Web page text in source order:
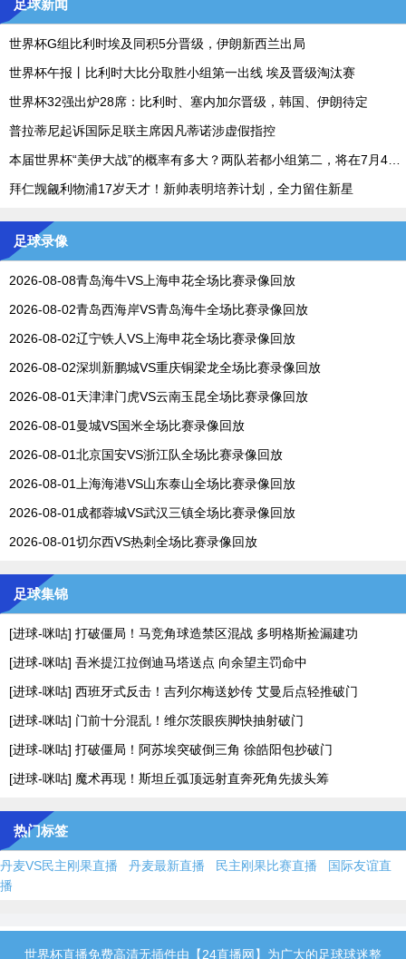
足球新闻
世界杯G组比利时埃及同积5分晋级，伊朗新西兰出局
世界杯午报丨比利时大比分取胜小组第一出线 埃及晋级淘汰赛
世界杯32强出炉28席：比利时、塞内加尔晋级，韩国、伊朗待定
普拉蒂尼起诉国际足联主席因凡蒂诺涉虚假指控
拜仁觊觎利物浦17岁天才！新帅表明培养计划，全力留住新星
足球录像
2026-08-08青岛海牛VS上海申花全场比赛录像回放
2026-08-02青岛西海岸VS青岛海牛全场比赛录像回放
2026-08-02辽宁铁人VS上海申花全场比赛录像回放
2026-08-02深圳新鹏城VS重庆铜梁龙全场比赛录像回放
2026-08-01天津津门虎VS云南玉昆全场比赛录像回放
2026-08-01曼城VS国米全场比赛录像回放
2026-08-01北京国安VS浙江队全场比赛录像回放
2026-08-01上海海港VS山东泰山全场比赛录像回放
2026-08-01成都蓉城VS武汉三镇全场比赛录像回放
2026-08-01切尔西VS热刺全场比赛录像回放
足球集锦
[进球-咪咕] 打破僵局！马竞角球造禁区混战 多明格斯捡漏建功
[进球-咪咕] 吾米提江拉倒迪马塔送点 向余望主罚命中
[进球-咪咕] 西班牙式反击！吉列尔梅送妙传 艾曼后点轻推破门
[进球-咪咕] 门前十分混乱！维尔茨眼疾脚快抽射破门
[进球-咪咕] 打破僵局！阿苏埃突破倒三角 徐皓阳包抄破门
[进球-咪咕] 魔术再现！斯坦丘弧顶远射直奔死角先拔头筹
热门标签
丹麦VS民主刚果直播 丹麦最新直播 民主刚果比赛直播
国际友谊直
播
世界杯直播免费高清无插件由【24直播网】为广大的足球球迷整